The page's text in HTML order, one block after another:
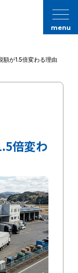
menu
額が1.5倍変わる理由
倍変わ